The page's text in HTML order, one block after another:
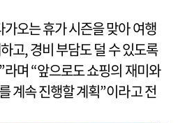
오는 휴가 시즌을 맞아 여행
고, 경비 부담도 덜 수 있도록
며 “앞으로도 쇼핑의 재미와
계속 진행할 계획”이라고 전